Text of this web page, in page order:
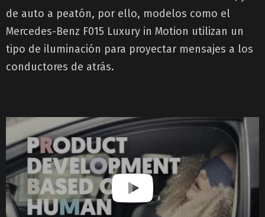
de auto a peatón, por ello, modelos como el
Mercedes-Benz F015 Luxury in Motion utilizan un
tipo de iluminación para proyectar mensajes a los
conductores de atrás.